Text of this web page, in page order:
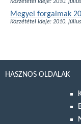
Közzététel ideje: 2010.
Megyei forgalmak
Közzététel ideje: 2010.
HASZNOS OLDALAK